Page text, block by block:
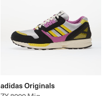
adidas Originals